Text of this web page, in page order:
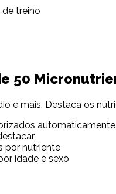
treino
50
e mais. Destaca os
automaticamente
por nutriente
idade e sexo